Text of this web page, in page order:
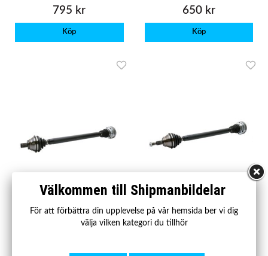
795 kr
Köp
650 kr
Köp
Drivaxel Höger A3, Altea, Leon,
Drivaxel höger A3, TT, Leon,
Välkommen till Shipmanbildelar
För att förbättra din upplevelse på vår hemsida ber vi dig
välja vilken kategori du tillhör